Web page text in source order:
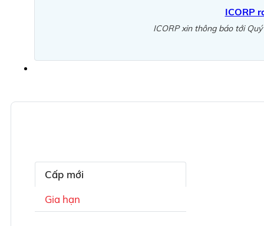
ICORP
ICORP xin thông báo tới
Cấp mới
Gia hạn